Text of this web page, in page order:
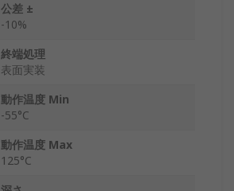
公差 ±
-10%
終端処理
表面実装
動作温度 Min
-55°C
動作温度 Max
125°C